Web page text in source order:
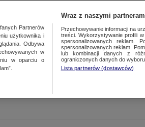
Partnerów
użytkownika i
Odbywa
w
w oparciu o
Wraz z naszymi
Przechowywanie informacji na
treści. Wykorzystywanie profili
spersonalizowanych reklam.
spersonalizowanych reklam.
lub kombinacji danych z
ograniczonych danych do wyboru
Lista partnerów (dostawców)